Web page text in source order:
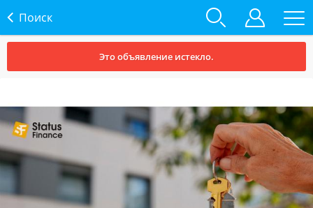
Поиск
Это объявление истекло.